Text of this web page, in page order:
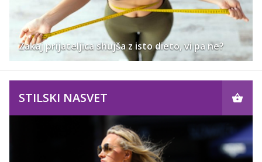
Zakaj prijateljica shujša z isto dieto, vi pa ne?
STILSKI NASVET